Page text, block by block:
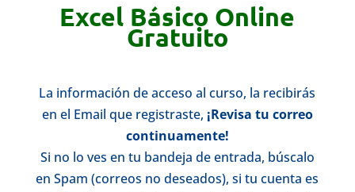
Excel Básico Online
Gratuito
La información de acceso al curso, la recibirás
en el Email que registraste, ¡Revisa tu correo
continuamente!
Si no lo ves en tu bandeja de entrada, búscalo
en Spam (correos no deseados), si tu cuenta es